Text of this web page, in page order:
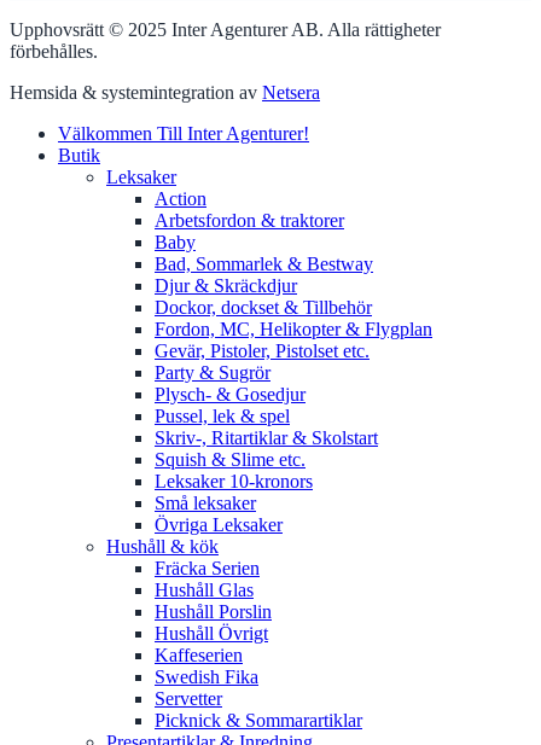
Upphovsrätt © 2025 Inter Agenturer AB. Alla rättigheter
förbehålles.
Hemsida & systemintegration av Netsera
Välkommen Till Inter Agenturer!
Butik
Leksaker
Action
Arbetsfordon & traktorer
Baby
Bad, Sommarlek & Bestway
Djur & Skräckdjur
Dockor, dockset & Tillbehör
Fordon, MC, Helikopter & Flygplan
Gevär, Pistoler, Pistolset etc.
Party & Sugrör
Plysch- & Gosedjur
Pussel, lek & spel
Skriv-, Ritartiklar & Skolstart
Squish & Slime etc.
Leksaker 10-kronors
Små leksaker
Övriga Leksaker
Hushåll & kök
Fräcka Serien
Hushåll Glas
Hushåll Porslin
Hushåll Övrigt
Kaffeserien
Swedish Fika
Servetter
Picknick & Sommarartiklar